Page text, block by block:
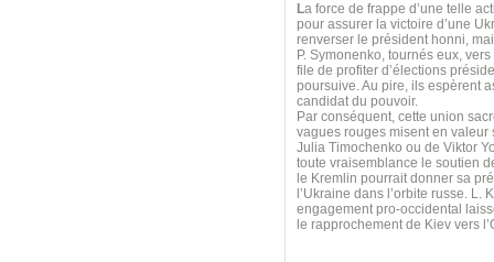
La force de frappe d’une telle
pour assurer la victoire d’une
renverser le président honni,
P. Symonenko, tournés eux,
file de profiter d’élections
poursuive. Au pire, ils espèrent
candidat du pouvoir.
Par conséquent, cette union
vagues rouges misent en
Julia Timochenko ou de Viktor
toute vraisemblance le soutien
le Kremlin pourrait donner sa
l’Ukraine dans l’orbite russe.
engagement pro-occidental
le rapprochement de Kiev vers